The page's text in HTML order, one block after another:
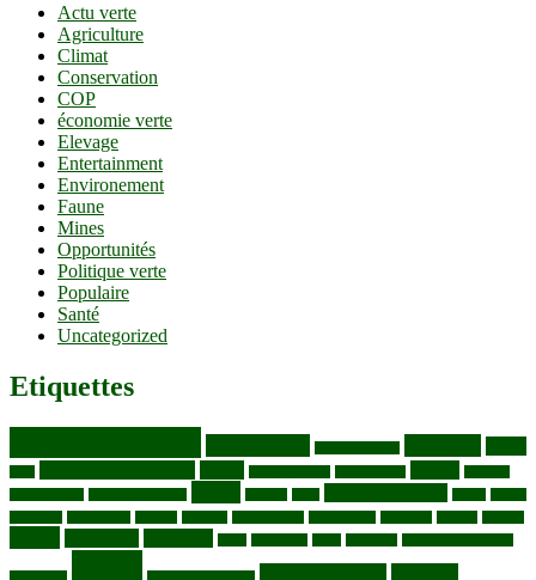
Actu verte
Agriculture
Climat
Conservation
COP
économie verte
Elevage
Entertainment
Environement
Faune
Mines
Opportunités
Politique verte
Populaire
Santé
Uncategorized
Etiquettes